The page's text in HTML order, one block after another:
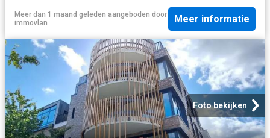
Meer dan 1 maand geleden aangeboden door
immovlan
Meer informatie
Foto bekijken